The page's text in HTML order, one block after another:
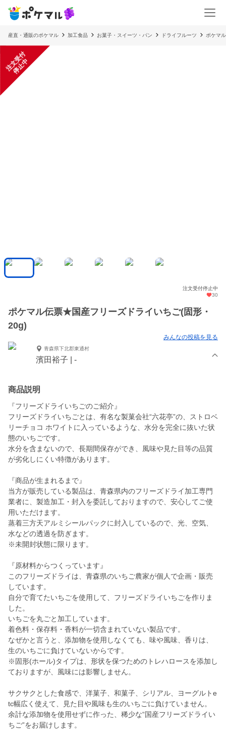
産直・通販のポケマル 加工食品 お菓子・スイーツ・パン ドライフルーツ ポケマ
注
文
受
付
停
止
中
注文受付停止中
30
ポケマル伝票★国産フリーズドライいちご(固形・
20g)
みんなの投稿を見る
青森県下北郡東通村
濱田裕子 | -
商品説明
『フリーズドライいちごのご紹介』
フリーズドライいちごとは、有名な製菓会社“六花亭”の、ストロベ
リーチョコ ホワイトに入っているような、水分を完全に抜いた状
態のいちごです。
水分を含まないので、長期間保存ができ、風味や見た目等の品質
が劣化しにくい特徴があります。
『商品が生まれるまで』
当方が販売している製品は、青森県内のフリーズドライ加工専門
業者に、製造加工・封入を委託しておりますので、安心してご使
用いただけます。
蒸着三方天アルミシールパックに封入しているので、光、空気、
水などの透過を防ぎます。
※未開封状態に限ります。
『原材料からつくっています』
このフリーズドライは、青森県のいちご農家が個人で企画・販売
しています。
自分で育てたいちごを使用して、フリーズドライいちごを作りま
した。
いちごを丸ごと加工しています。
着色料・保存料・香料が一切含まれていない製品です。
なぜかと言うと、添加物を使用しなくても、味や風味、香りは、
生のいちごに負けていないからです。
※固形(ホール)タイプは、形状を保つためのトレハロースを添加し
ておりますが、風味には影響しません。
サクサクとした食感で、洋菓子、和菓子、シリアル、ヨーグルトe
tc幅広く使えて、見た目や風味も生のいちごに負けていません。
余計な添加物を使用せずに作った、稀少な“国産フリーズドライい
ちご”をお届けします。